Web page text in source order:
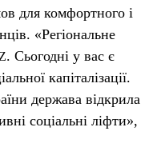
для комфортного і
«Регіональне
Z. Сьогодні у вас є
капіталізації.
держава відкрила
соціальні ліфти»,